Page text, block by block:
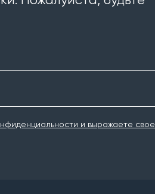
и выражаете свое